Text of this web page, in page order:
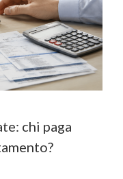
chi paga